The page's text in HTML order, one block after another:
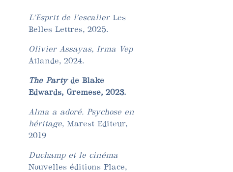
L’Esprit de l’escalierLes
Belles Lettres, 2025.
Olivier Assayas, Irma Vep
Atlande, 2024.
The Partyde Blake
Edwards, Gremese, 2023.
Alma a adoré. Psychose en
héritage, Marest Editeur,
2019
Duchamp et le cinéma
Nouvelles éditions Place,